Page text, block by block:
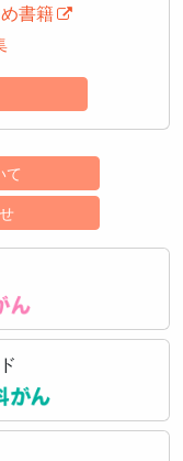
書籍
て